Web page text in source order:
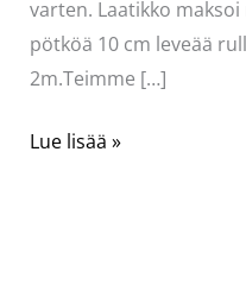
varten. Laatikko
pötköä 10 cm leveää
2m.Teimme […]
Kipsikuoret
Lue lisää »